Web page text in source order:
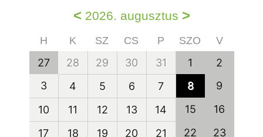
< 2026. augusztus >
H K SZ CS P SZO V
27 28 29 30 31 1
2
3
4 5 6 7 8
9
10
11 12 13 14 15
16
17
18 19 20 21 22
23